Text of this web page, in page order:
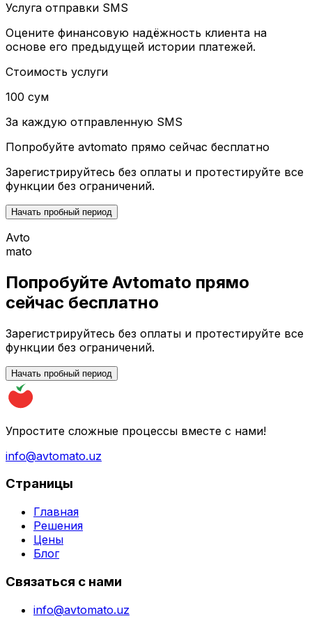
Услуга отправки SMS
Оцените финансовую надёжность клиента на
основе его предыдущей истории платежей.
Стоимость услуги
100 сум
За каждую отправленную SMS
Попробуйте avtomato прямо сейчас бесплатно
Зарегистрируйтесь без оплаты и протестируйте все
функции без ограничений.
Начать пробный период
Avto
mato
Попробуйте Avtomato прямо
сейчас бесплатно
Зарегистрируйтесь без оплаты и протестируйте все
функции без ограничений.
Начать пробный период
Упростите сложные процессы вместе с нами!
info@avtomato.uz
Страницы
Главная
Решения
Цены
Блог
Связаться с нами
info@avtomato.uz